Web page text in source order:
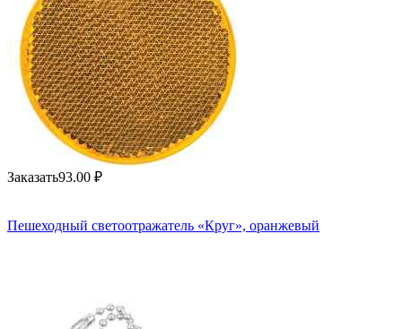
Заказать93.00 ₽
Пешеходный светоотражатель «Круг», оранжевый